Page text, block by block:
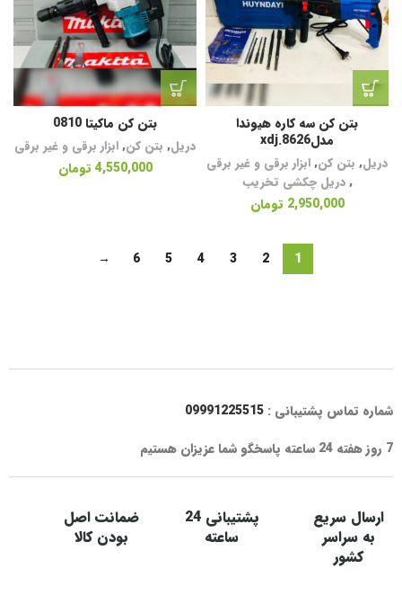
بتن کن سه کاره هیوندا
مدلxdj.8626
دریل, بتن کن,ابزار برقی و غیر برقی
,دریل چکشی تخریب
2,950,000 تومان
بتن کن ماکیتا 0810
دریل, بتن کن,ابزار برقی و غیر برقی
4,550,000 تومان
1
2
3
4
5
6
→
شماره تماس پشتیبانی : 09991225515
7 روز هفته 24 ساعته پاسخگو شما عزیزان هستیم
ارسال سریع
به سراسر
کشور
پشتیبانی 24
ساعته
ضمانت اصل
بودن کالا